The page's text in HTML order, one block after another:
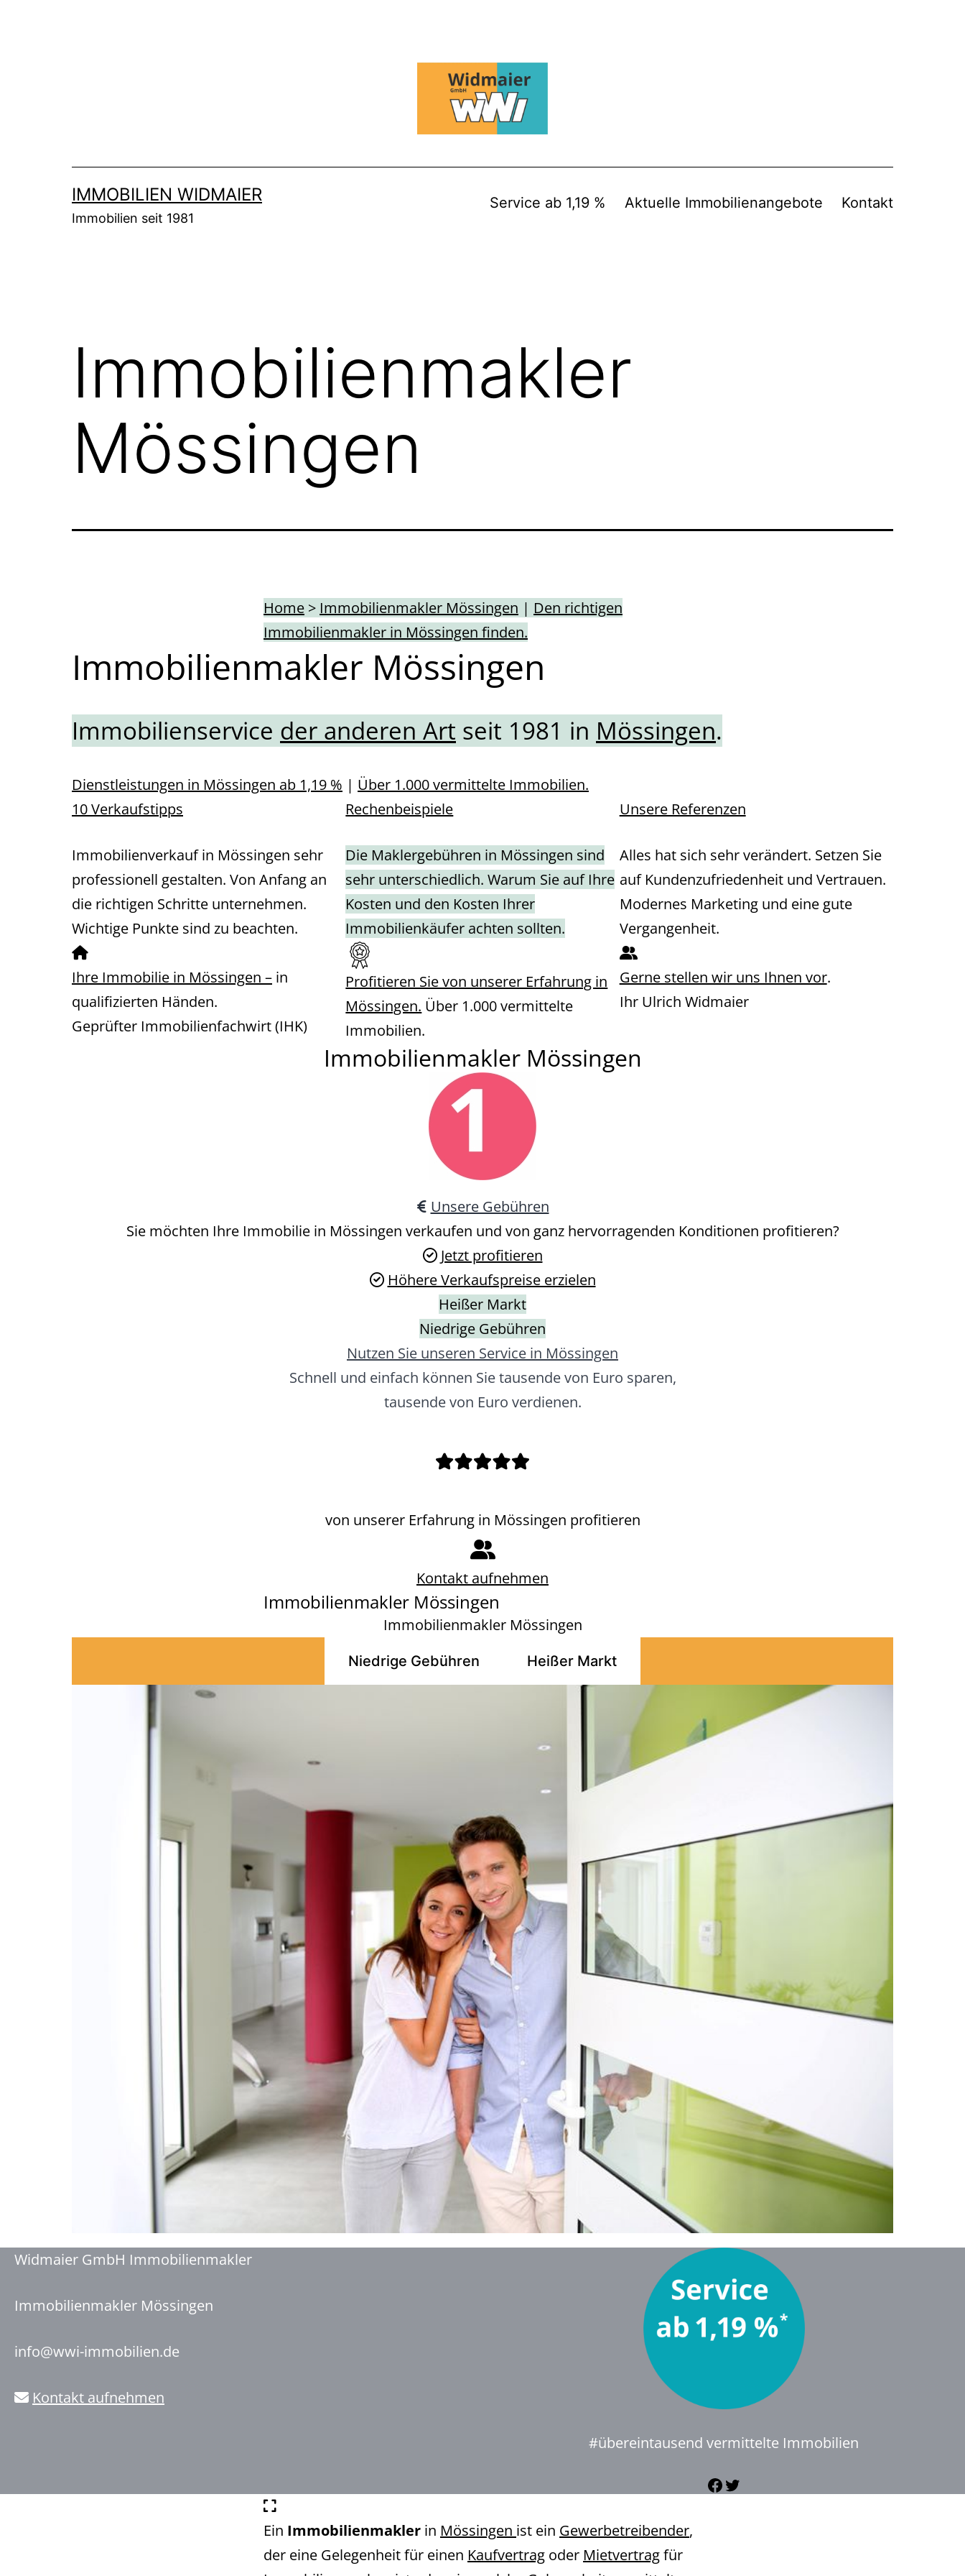
IMMOBILIEN WIDMAIER
Immobilien seit 1981
Service ab 1,19 % Aktuelle Immobilienangebote Kontakt
Immobilienmakler
Mössingen
Home > Immobilienmakler Mössingen | Den richtigen
Immobilienmakler in Mössingen finden.
Immobilienmakler Mössingen
Immobilienservice der anderen Art seit 1981 in Mössingen.
Dienstleistungen in Mössingen ab 1,19 % | Über 1.000 vermittelte Immobilien.
10 Verkaufstipps
Immobilienverkauf in Mössingen sehr
professionell gestalten. Von Anfang an
die richtigen Schritte unternehmen.
Wichtige Punkte sind zu beachten.
Rechenbeispiele
Die Maklergebühren in Mössingen sind
sehr unterschiedlich. Warum Sie auf Ihre
Kosten und den Kosten Ihrer
Immobilienkäufer achten sollten.
Unsere Referenzen
Alles hat sich sehr verändert. Setzen Sie
auf Kundenzufriedenheit und Vertrauen.
Modernes Marketing und eine gute
Vergangenheit.
Ihre Immobilie in Mössingen – in
qualifizierten Händen.
Geprüfter Immobilienfachwirt (IHK)
Profitieren Sie von unserer Erfahrung in
Mössingen. Über 1.000 vermittelte
Immobilien.
Gerne stellen wir uns Ihnen vor.
Ihr Ulrich Widmaier
Immobilienmakler Mössingen
Unsere Gebühren
Sie möchten Ihre Immobilie in Mössingen verkaufen und von ganz hervorragenden Konditionen profitieren?
Jetzt profitieren
Höhere Verkaufspreise erzielen
Heißer Markt
Niedrige Gebühren
Nutzen Sie unseren Service in Mössingen
Schnell und einfach können Sie tausende von Euro sparen,
tausende von Euro verdienen.
von unserer Erfahrung in Mössingen profitieren
Kontakt aufnehmen
Immobilienmakler Mössingen
Immobilienmakler Mössingen
Niedrige Gebühren Heißer Markt
Widmaier GmbH Immobilienmakler
Immobilienmakler Mössingen
info@wwi-immobilien.de
Kontakt aufnehmen
#übereintausend vermittelte Immobilien
Facebook
Twitter
Ein Immobilienmakler in Mössingen ist ein Gewerbetreibender,
der eine Gelegenheit für einen Kaufvertrag oder Mietvertragfür